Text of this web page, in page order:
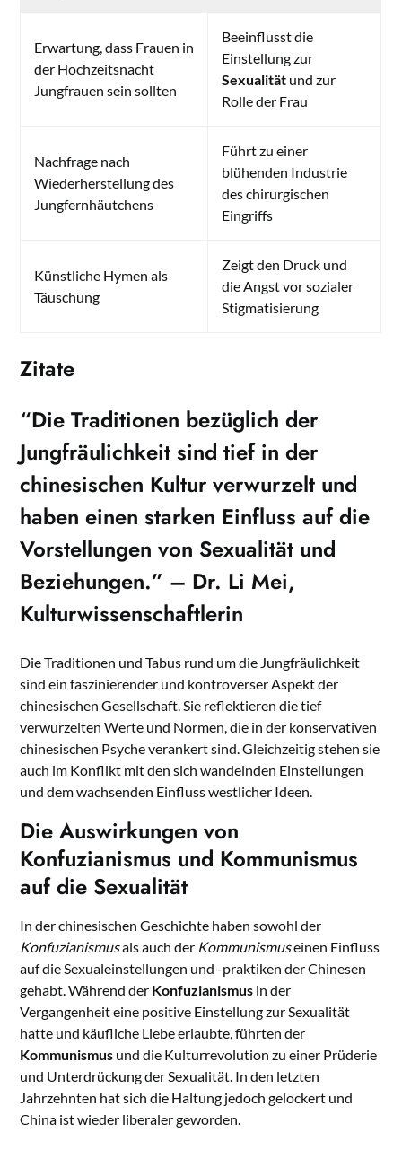
Erwartung, dass Frauen in
der Hochzeitsnacht
Jungfrauen sein sollten
Beeinflusst die
Einstellung zur
Sexualität und zur
Rolle der Frau
Nachfrage nach
Wiederherstellung des
Jungfernhäutchens
Führt zu einer
blühenden Industrie
des chirurgischen
Eingriffs
Künstliche Hymen als
Täuschung
Zeigt den Druck und
die Angst vor sozialer
Stigmatisierung
Zitate
“DieTraditionen bezüglich der
Jungfräulichkeit sind tief in der
chinesischen Kultur verwurzelt und
haben einen starken Einfluss auf die
Vorstellungen von Sexualität und
Beziehungen.” – Dr. Li Mei,
Kulturwissenschaftlerin
Die Traditionen und Tabus rund um die Jungfräulichkeit
sind ein faszinierender und kontroverser Aspekt der
chinesischen Gesellschaft. Sie reflektieren die tief
verwurzelten Werte und Normen, die in der konservativen
chinesischen Psyche verankert sind. Gleichzeitig stehen sie
auch im Konflikt mit den sich wandelnden Einstellungen
und dem wachsenden Einfluss westlicher Ideen.
Die Auswirkungen von
Konfuzianismus und Kommunismus
auf die Sexualität
In der chinesischen Geschichte haben sowohl der
Konfuzianismusals auch der Kommunismuseinen Einfluss
auf die Sexualeinstellungen und -praktiken der Chinesen
gehabt. Während der Konfuzianismus in der
Vergangenheit eine positive Einstellung zur Sexualität
hatte und käufliche Liebe erlaubte, führten der
Kommunismus und die Kulturrevolution zu einer Prüderie
und Unterdrückung der Sexualität. In den letzten
Jahrzehnten hat sich die Haltung jedoch gelockert und
China ist wieder liberaler geworden.